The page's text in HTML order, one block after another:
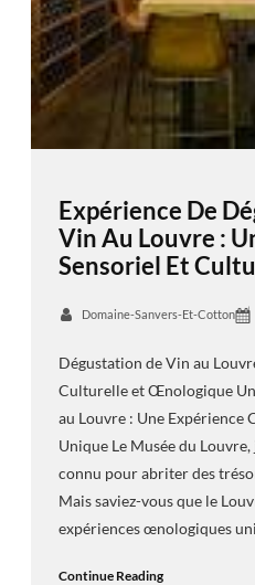
Expérience De
Vin Au Louvre :
Sensoriel Et
Domaine-Sanvers-Et-Cotton
Dégustation de Vin au
Culturelle et Œnologique
au Louvre : Une
Unique Le Musée du
connu pour abriter des
Mais saviez-vous que le
expériences œnologiques
Continue Reading